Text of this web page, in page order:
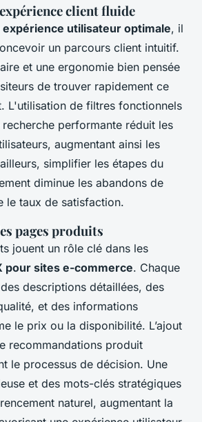
client fluide
expérience utilisateur optimale, il
un parcours client intuitif.
et une ergonomie bien pensée
de trouver rapidement ce
L'utilisation de filtres fonctionnels
performante réduit les
augmentant ainsi les
simplifier les étapes du
diminue les abandons de
le taux de satisfaction.
pages produits
jouent un rôle clé dans les
pour sites e-commerce. Chaque
descriptions détaillées, des
et des informations
le prix ou la disponibilité. L’ajout
recommandations produit
le processus de décision. Une
et des mots-clés stratégiques
naturel, augmentant la